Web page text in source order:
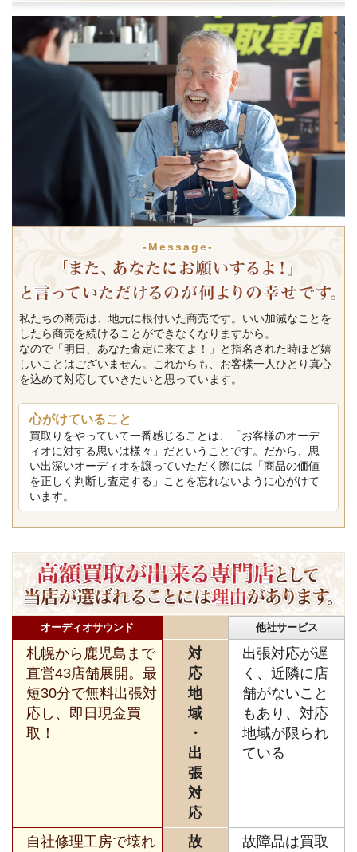
-Message-
私たちの商売は、地元に根付いた商売です。いい加減なことを
したら商売を続けることができなくなりますから。
なので「明日、あなた査定に来てよ！」と指名された時ほど嬉
しいことはございません。これからも、お客様一人ひとり真心
を込めて対応していきたいと思っています。
心がけていること
買取りをやっていて一番感じることは、「お客様のオーデ
ィオに対する思いは様々」だということです。だから、思
い出深いオーディオを譲っていただく際には「商品の価値
を正しく判断し査定する」ことを忘れないように心がけて
います。
オーディオサウンド 他社サービス
札幌から鹿児島まで
直営43店舗展開。最
短30分で無料出張対
応し、即日現金買
取！
対
応
地
域
・
出
張
対
応
出張対応が遅
く、近隣に店
舗がないこと
もあり、対応
地域が限られ
ている
自社修理工房で壊れ
故
故障品は買取